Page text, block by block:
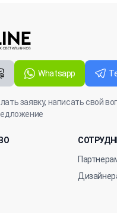
Whatsapp
заявку, написать свой